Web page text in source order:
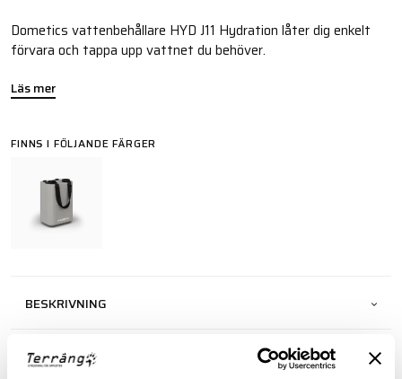
Dometics vattenbehållare HYD J11 Hydration låter dig enkelt
förvara och tappa upp vattnet du behöver.
Läs mer
FINNS I FÖLJANDE FÄRGER
BESKRIVNING
SPECIFIKATIONER